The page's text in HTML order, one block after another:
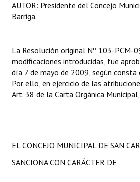
Declaraciones
Resoluciones de Presidencia
INSTITUCIONAL
Antiguos Pobladores
Datos Históricos
AUTOR: Presidente del Concejo
Barriga.
La Resolución original Nº 103-PCM-
modificaciones introducidas, fue
día 7 de mayo de 2009, según
Por ello, en ejercicio de las
Art. 38 de la Carta Orgánica Municipal,
EL CONCEJO MUNICIPAL DE SAN
SANCIONA CON CARÁCTER DE